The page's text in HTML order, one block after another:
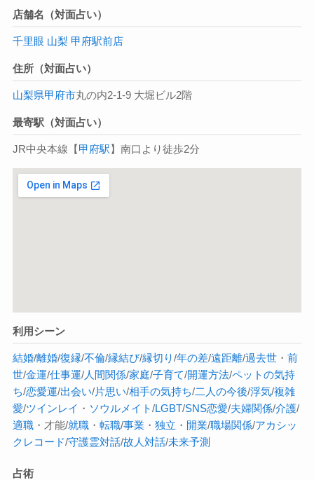
店舗名（対面占い）
千里眼 山梨 甲府駅前店
住所（対面占い）
山梨県甲府市丸の内2-1-9 大堀ビル2階
最寄駅（対面占い）
JR中央本線【甲府駅】南口より徒歩2分
利用シーン
結婚/離婚/復縁/不倫/縁結び/縁切り/年の差/遠距離/過去世・ 前
世/金運/仕事運/人間関係/家庭/子育て/開運方法/ペットの気持
ち/恋愛運/出会い/片思い/相手の気持ち/二人の今後/浮気/複雑
愛/ツインレイ ・ ソウルメイト/LGBT/SNS恋愛/夫婦関係/介護/
適職・才能/就職・ 転職/事業 ・ 独立 ・ 開業/職場関係/アカシッ
クレコード/守護霊対話/故人対話/未来予測
占術